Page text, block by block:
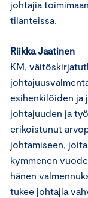
johtajia
tilanteissa.
Riikka Jaatinen
KM,
esihenkilöiden ja
johtajuuden ja
erikoistunut
johtamiseen,
kymmenen
hänen
tukee johtajia